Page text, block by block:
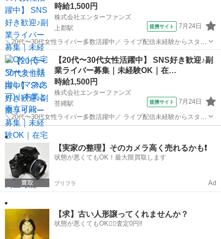
時給1,500円
株式会社エンターファンズ
上郡駅
提携サイト 7月24日
＼20代〜30代女性ライバー多数活躍中／ ライブ配信未経験からスター
トした方がほとんど！ SNSやコミュニケーションが好きな方であれば
経験は問いません。 【所属特典】 ・専属マネージャーによるサポート
・未経験向け...
兵庫 赤穂郡 上郡駅 その他
【20代〜30代女性活躍中】 SNS好き歓迎♪副
業ライバー募集｜未経験OK｜在…
時給1,500円
株式会社エンターファンズ
苔縄駅
提携サイト 7月24日
＼20代〜30代女性ライバー多数活躍中／ ライブ配信未経験からスター
トした方がほとんど！ SNSやコミュニケーションが好きな方であれば
経験は問いません。 【所属特典】 ・専属マネージャーによるサポート
・未経験向け...
兵庫 赤穂郡
【実家の整理】そのカメラ高く売れるかも❗️
状態が悪くてもOK！最大限買取します
プリフラ Ad
【求】古い人形譲ってくれませんか？
状態が悪くてもOK🙆‍♀️査定0円‼️